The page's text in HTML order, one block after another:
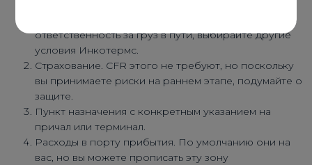
Момент перехода рисков. Если вы не хотите брать
ответственность за груз в пути, выбирайте другие
условия Инкотермс.
Страхование. CFR этого не требуют, но поскольку
вы принимаете риски на раннем этапе, подумайте о
защите.
Пункт назначения с конкретным указанием на
причал или терминал.
Расходы в порту прибытия. По умолчанию они на
вас, но вы можете прописать эту зону